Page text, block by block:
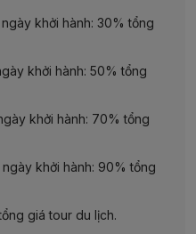
khởi hành: 30% tổng
khởi hành: 50% tổng
khởi hành: 70% tổng
khởi hành: 90% tổng
giá tour du lịch.